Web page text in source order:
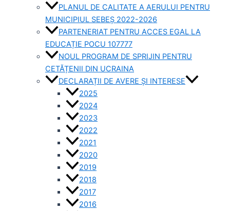
PLANUL DE CALITATE A AERULUI PENTRU
MUNICIPIUL SEBEȘ 2022-2026
PARTENERIAT PENTRU ACCES EGAL LA
EDUCAȚIE POCU 107777
NOUL PROGRAM DE SPRIJIN PENTRU
CETĂȚENII DIN UCRAINA
DECLARAȚII DE AVERE ȘI INTERESE
2025
2024
2023
2022
2021
2020
2019
2018
2017
2016